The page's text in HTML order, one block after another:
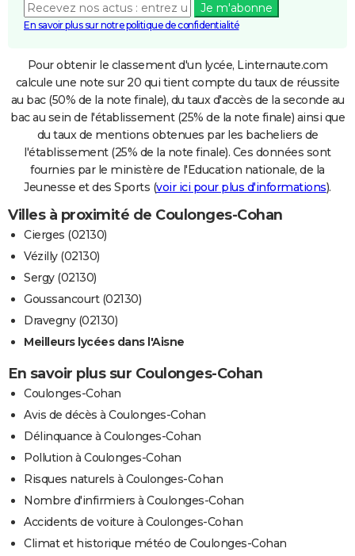
Je m'abonne
En savoir plus sur notre politique de confidentialité
Pour obtenir le classement d'un lycée, Linternaute.com
calcule une note sur 20 qui tient compte du taux de réussite
au bac (50% de la note finale), du taux d'accès de la seconde au
bac au sein de l'établissement (25% de la note finale) ainsi que
du taux de mentions obtenues par les bacheliers de
l'établissement (25% de la note finale). Ces données sont
fournies par le ministère de l'Education nationale, de la
Jeunesse et des Sports (voir ici pour plus d'informations).
Villes à proximité de Coulonges-Cohan
Cierges (02130)
Vézilly (02130)
Sergy (02130)
Goussancourt (02130)
Dravegny (02130)
Meilleurs lycées dans l'Aisne
En savoir plus sur Coulonges-Cohan
Coulonges-Cohan
Avis de décès à Coulonges-Cohan
Délinquance à Coulonges-Cohan
Pollution à Coulonges-Cohan
Risques naturels à Coulonges-Cohan
Nombre d'infirmiers à Coulonges-Cohan
Accidents de voiture à Coulonges-Cohan
Climat et historique météo de Coulonges-Cohan